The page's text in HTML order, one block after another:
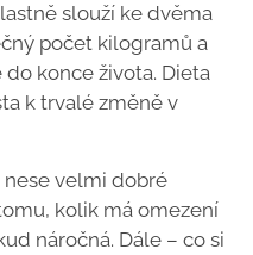
slouží ke dvěma
počet kilogramů a
konce života. Dieta
k trvalé změně v
nese velmi dobré
kolik má omezení
náročná. Dále – co si